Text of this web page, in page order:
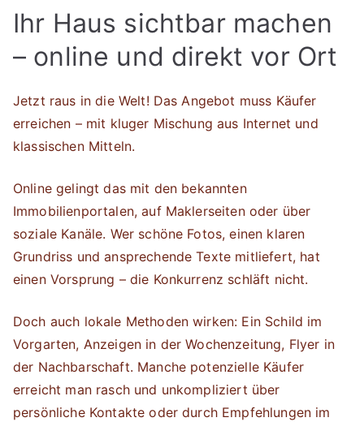
Ihr Haus sichtbar machen
– online und direkt vor Ort
Jetzt raus in die Welt! Das Angebot muss Käufer
erreichen – mit kluger Mischung aus Internet und
klassischen Mitteln.
Online gelingt das mit den bekannten
Immobilienportalen, auf Maklerseiten oder über
soziale Kanäle. Wer schöne Fotos, einen klaren
Grundriss und ansprechende Texte mitliefert, hat
einen Vorsprung – die Konkurrenz schläft nicht.
Doch auch lokale Methoden wirken: Ein Schild im
Vorgarten, Anzeigen in der Wochenzeitung, Flyer in
der Nachbarschaft. Manche potenzielle Käufer
erreicht man rasch und unkompliziert über
persönliche Kontakte oder durch Empfehlungen im